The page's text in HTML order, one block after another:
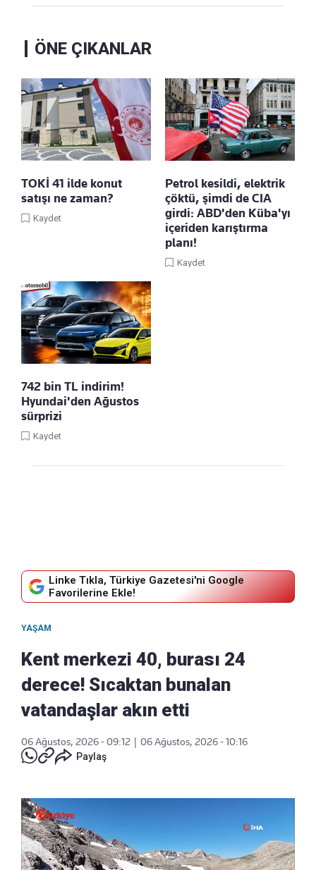
ÖNE ÇIKANLAR
TOKİ 41 ilde konut
satışı ne zaman?
Kaydet
Petrol kesildi, elektrik
çöktü, şimdi de CIA
girdi: ABD'den Küba'yı
içeriden karıştırma
planı!
Kaydet
742 bin TL indirim!
Hyundai'den Ağustos
sürprizi
Kaydet
Linke Tıkla, Türkiye Gazetesi'ni Google
Favorilerine Ekle!
YAŞAM
Kent merkezi 40, burası 24
derece! Sıcaktan bunalan
vatandaşlar akın etti
06 Ağustos, 2026 - 09:12
06 Ağustos, 2026 - 10:16
Paylaş